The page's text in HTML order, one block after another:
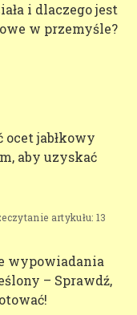
i dlaczego jest
w przemyśle?
ocet jabłkowy
aby uzyskać
artykułu: 13
wypowiadania
– Sprawdź,